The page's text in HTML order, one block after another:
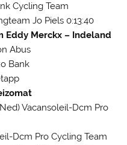
Cycling Team
Jo Piels 0:13:40
Eddy Merckx – Indeland
Abus
Bank
Vacansoleil-Dcm Pro
Dcm Pro Cycling Team